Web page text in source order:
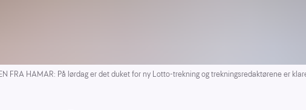
FRA HAMAR: På lørdag er det duket for ny Lotto-trekning og trekningsredaktørene er